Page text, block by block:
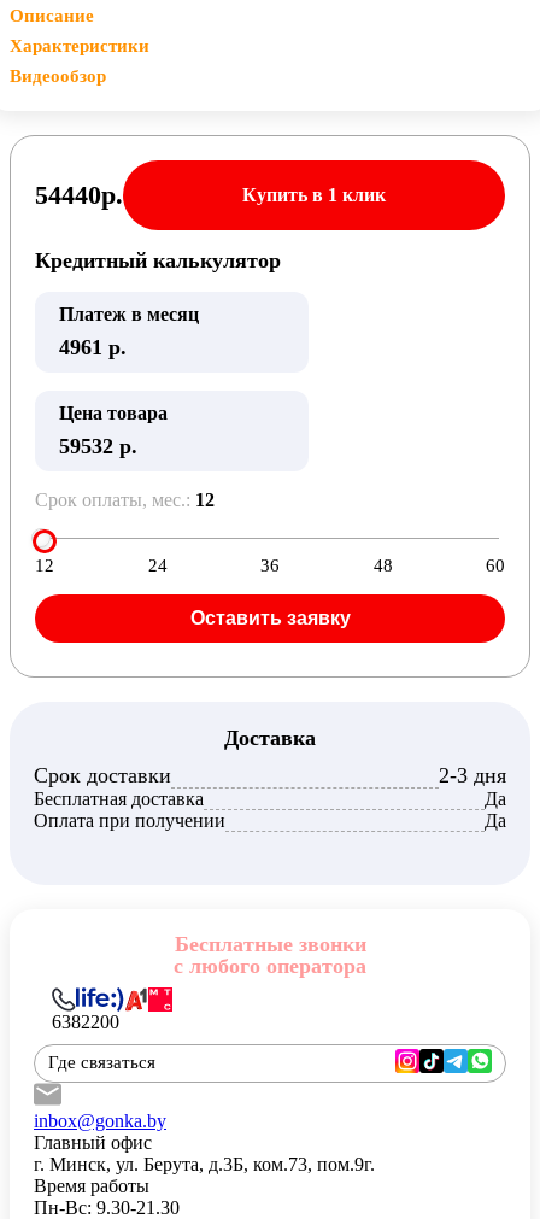
Описание
Характеристики
Видеообзор
54440р. Купить в 1 клик
Кредитный калькулятор
Платеж в месяц
4961 р.
Цена товара
59532 р.
Срок оплаты, мес.: 12
12 24 36 48 60
Оставить заявку
Доставка
Срок доставки
2-3 дня
Бесплатная доставка
Да
Оплата при получении
Да
Бесплатные звонки
с любого оператора
6382200
Где связаться
inbox@gonka.by
Главный офис
г. Минск, ул. Берута, д.3Б, ком.73, пом.9г.
Время работы
Пн-Вс: 9.30-21.30